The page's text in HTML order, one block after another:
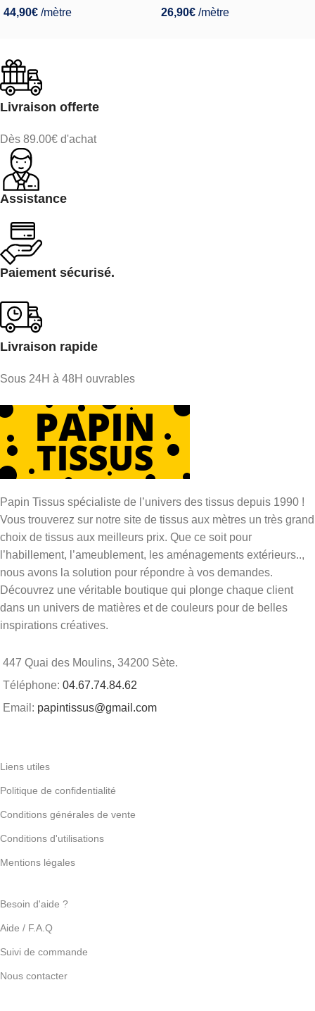
44,90€ /mètre 26,90€ /mètre
Livraison offerte
Dès 89.00€ d'achat
Assistance
Paiement sécurisé.
Livraison rapide
Sous 24H à 48H ouvrables
Papin Tissus spécialiste de l’univers des tissus depuis 1990 !
Vous trouverez sur notre site de tissus aux mètres un très grand
choix de tissus aux meilleurs prix. Que ce soit pour
l’habillement, l’ameublement, les aménagements extérieurs..,
nous avons la solution pour répondre à vos demandes.
Découvrez une véritable boutique qui plonge chaque client
dans un univers de matières et de couleurs pour de belles
inspirations créatives.
447 Quai des Moulins, 34200 Sète.
Téléphone: 04.67.74.84.62
Email: papintissus@gmail.com
Liens utiles
Politique de confidentialité
Conditions générales de vente
Conditions d'utilisations
Mentions légales
Besoin d'aide ?
Aide / F.A.Q
Suivi de commande
Nous contacter